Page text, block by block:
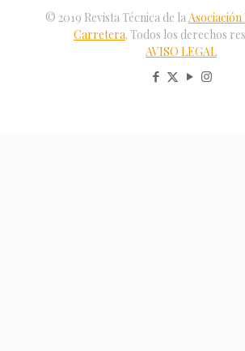
© 2019 Revista Técnica de laAsociación
Carretera. Todos los derechos
AVISO LEGAL